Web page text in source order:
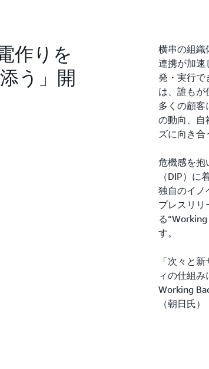
作りを
う」開
横串の組織
連携が加速
発・実行で
は、誰もが
多くの顧客
の動向、自
ズに向き合
危機感を抱
（DIP）
独自のイノ
プレスリリ
る
す。
「次々と
ィの仕組
Working
（朝日氏）